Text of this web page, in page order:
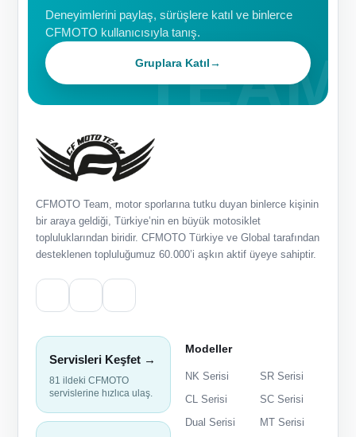
Deneyimlerini paylaş, sürüşlere katıl ve binlerce
CFMOTO kullanıcısıyla tanış.
Gruplara Katıl→
CFMOTO Team, motor sporlarına tutku duyan binlerce kişinin
bir araya geldiği, Türkiye’nin en büyük motosiklet
topluluklarından biridir. CFMOTO Türkiye ve Global tarafından
desteklenen topluluğumuz 60.000’i aşkın aktif üyeye sahiptir.
Servisleri Keşfet →
81 ildeki CFMOTO
servislerine hızlıca ulaş.
Modeller
NK Serisi
SR Serisi
CL Serisi
SC Serisi
Dual Serisi
MT Serisi